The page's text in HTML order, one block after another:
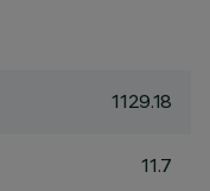
1129.18
11.7